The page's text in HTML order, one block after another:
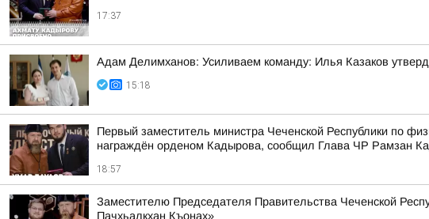
17:37
Адам Делимханов: Усиливаем команду: Илья Казаков
15:18
Первый заместитель министра Чеченской Республики по
награждён орденом Кадырова, сообщил Глава ЧР Рамзан
18:57
Заместителю Председателя Правительства Чеченской
Пачхьалкхан Къонах»